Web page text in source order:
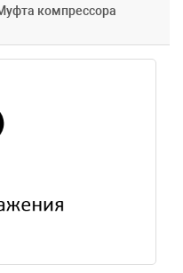
компрессора